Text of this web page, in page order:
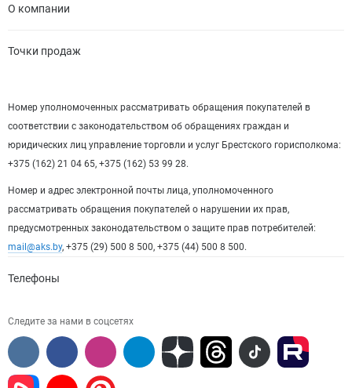
О компании
Точки продаж
Номер уполномоченных рассматривать обращения покупателей в
соответствии с законодательством об обращениях граждан и
юридических лиц управление торговли и услуг Брестского горисполкома:
+375 (162) 21 04 65, +375 (162) 53 99 28.
Номер и адрес электронной почты лица, уполномоченного
рассматривать обращения покупателей о нарушении их прав,
предусмотренных законодательством о защите прав потребителей:
mail@aks.by, +375 (29) 500 8 500, +375 (44) 500 8 500.
Телефоны
Следите за нами в соцсетях